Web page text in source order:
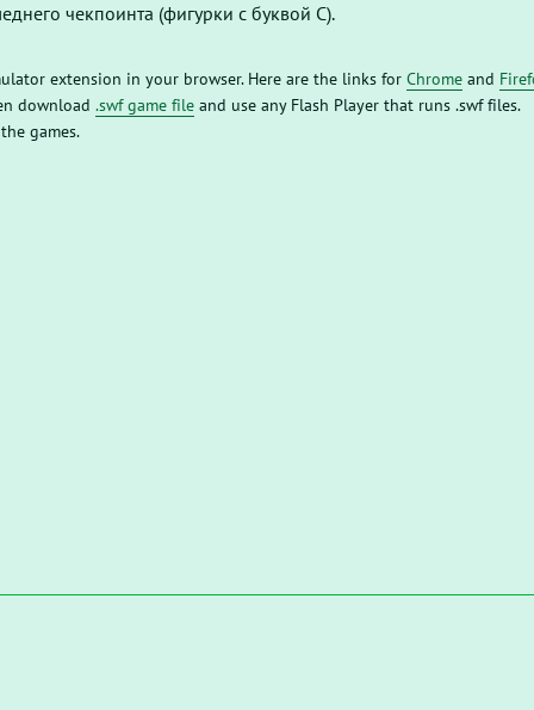
чекпоинта (фигурки с буквой С).
extension in your browser. Here are the links for Chrome and
download .swf game file and use any Flash Player that runs .swf files.
games.